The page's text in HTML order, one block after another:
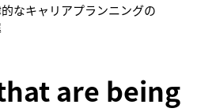
なキャリアプランニングの
are being